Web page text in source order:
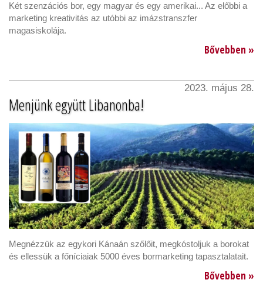
Két szenzációs bor, egy magyar és egy amerikai... Az előbbi a
marketing kreativitás az utóbbi az imázstranszfer
magasiskolája.
Bővebben »
2023. május 28.
Menjünk együtt Libanonba!
Megnézzük az egykori Kánaán szőlőit, megkóstoljuk a borokat
és ellessük a főníciaiak 5000 éves bormarketing tapasztalatait.
Bővebben »